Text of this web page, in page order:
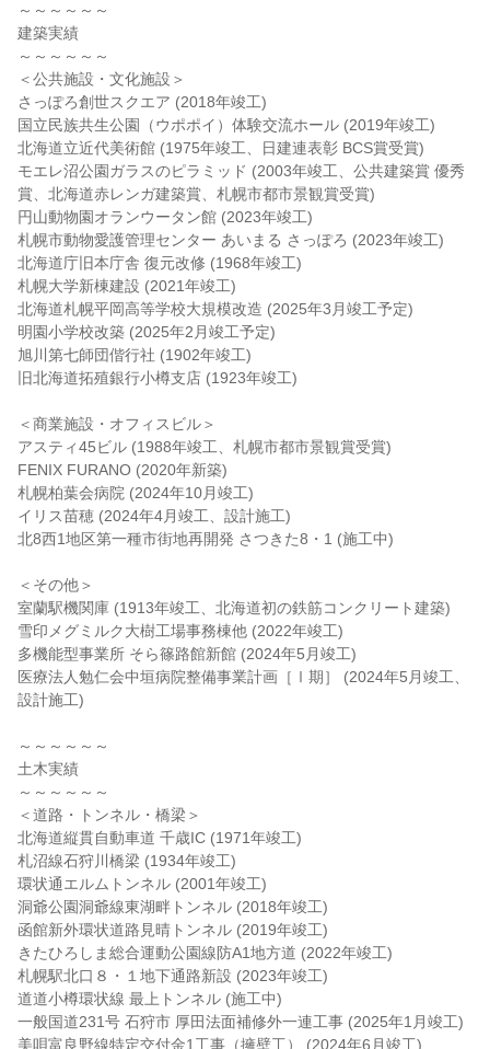
～～～～～～
建築実績
～～～～～～
＜公共施設・文化施設＞
さっぽろ創世スクエア (2018年竣工)
国立民族共生公園（ウポポイ）体験交流ホール (2019年竣工)
北海道立近代美術館 (1975年竣工、日建連表彰 BCS賞受賞)
モエレ沼公園ガラスのピラミッド (2003年竣工、公共建築賞 優秀
賞、北海道赤レンガ建築賞、札幌市都市景観賞受賞)
円山動物園オランウータン館 (2023年竣工)
札幌市動物愛護管理センター あいまる さっぽろ (2023年竣工)
北海道庁旧本庁舎 復元改修 (1968年竣工)
札幌大学新棟建設 (2021年竣工)
北海道札幌平岡高等学校大規模改造 (2025年3月竣工予定)
明園小学校改築 (2025年2月竣工予定)
旭川第七師団偕行社 (1902年竣工)
旧北海道拓殖銀行小樽支店 (1923年竣工)
＜商業施設・オフィスビル＞
アスティ45ビル (1988年竣工、札幌市都市景観賞受賞)
FENIX FURANO (2020年新築)
札幌柏葉会病院 (2024年10月竣工)
イリス苗穂 (2024年4月竣工、設計施工)
北8西1地区第一種市街地再開発 さつきた8・1 (施工中)
＜その他＞
室蘭駅機関庫 (1913年竣工、北海道初の鉄筋コンクリート建築)
雪印メグミルク大樹工場事務棟他 (2022年竣工)
多機能型事業所 そら篠路館新館 (2024年5月竣工)
医療法人勉仁会中垣病院整備事業計画［Ⅰ期］ (2024年5月竣工、
設計施工)
～～～～～～
土木実績
～～～～～～
＜道路・トンネル・橋梁＞
北海道縦貫自動車道 千歳IC (1971年竣工)
札沼線石狩川橋梁 (1934年竣工)
環状通エルムトンネル (2001年竣工)
洞爺公園洞爺線東湖畔トンネル (2018年竣工)
函館新外環状道路見晴トンネル (2019年竣工)
きたひろしま総合運動公園線防A1地方道 (2022年竣工)
札幌駅北口８・１地下通路新設 (2023年竣工)
道道小樽環状線 最上トンネル (施工中)
一般国道231号 石狩市 厚田法面補修外一連工事 (2025年1月竣工)
美唄富良野線特定交付金1工事（擁壁工） (2024年6月竣工)